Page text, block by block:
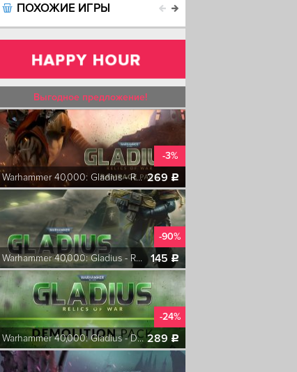
ПОХОЖИЕ ИГРЫ
Выгодное предложение!
-3%
Warhammer 40,000: Gladius - Rampage Pack 269 c
-90%
Warhammer 40,000: Gladius - Relics of War
145 c
-24%
Warhammer 40,000: Gladius - Demolition Pack 289 c